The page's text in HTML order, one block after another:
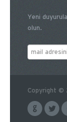
Yeni
olun.
Copyright ©